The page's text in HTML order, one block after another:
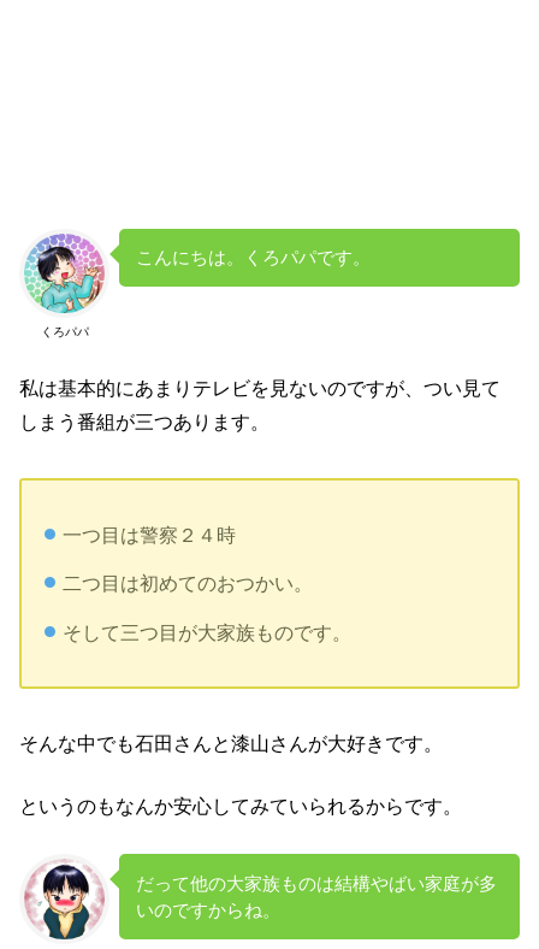
くろパパ
こんにちは。くろパパです。
私は基本的にあまりテレビを見ないのですが、つい見て
しまう番組が三つあります。
一つ目は警察２４時
二つ目は初めてのおつかい。
そして三つ目が大家族ものです。
そんな中でも石田さんと漆山さんが大好きです。
というのもなんか安心してみていられるからです。
だって他の大家族ものは結構やばい家庭が多
いのですからね。